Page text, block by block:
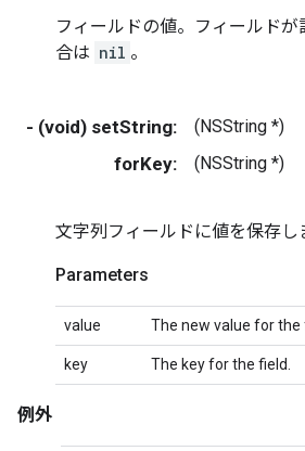
フィールドの値。フィールド
合は nil 。
- (void) setString: (NSString *)
forKey: (NSString *)
文字列フィールドに値を保存し
Parameters
value The new value for the
key The key for the field.
例外